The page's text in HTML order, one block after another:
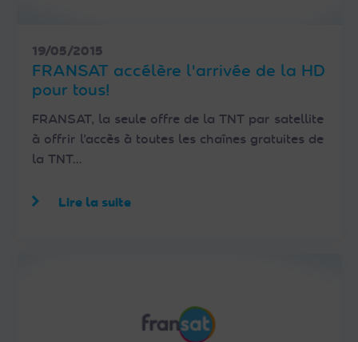
19/05/2015
FRANSAT accélère l'arrivée de la HD
pour tous!
FRANSAT, la seule offre de la TNT par satellite
à offrir l’accès à toutes les chaînes gratuites de
la TNT…
Lire la suite